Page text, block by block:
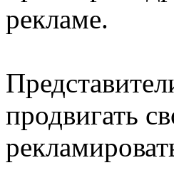
рекламе.
продвигать